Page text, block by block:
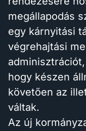
megállapodás
egy kárnyitási
végrehajtási
hogy készen
követően az
váltak.
Az új